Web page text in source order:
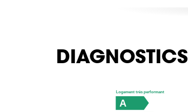
DIAGNOSTICS
A
Logement très performant